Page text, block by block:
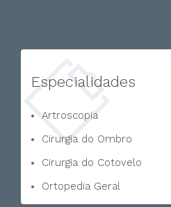
Especialidades
Artroscopia
Cirurgia do Ombro
Cirurgia do Cotovelo
Ortopedia Geral